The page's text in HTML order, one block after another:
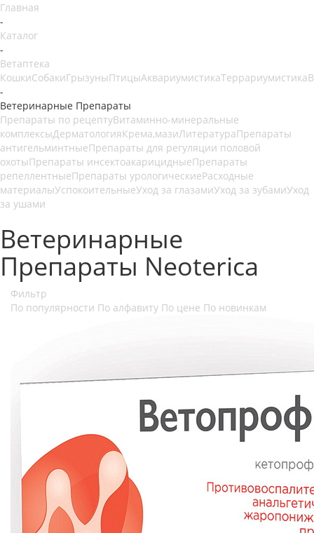
Главная
-
Каталог
-
Ветаптека
КошкиСобакиГрызуныПтицыАквариумистикаТеррариумистика
-
Ветеринарные Препараты
Препараты по рецептуВитаминно-минеральные
комплексыДерматологияКрема,мазиЛитератураПрепараты
антигельминтныеПрепараты для регуляции половой
охотыПрепараты инсектоакарицидныеПрепараты
репеллентныеПрепараты урологическиеРасходные
материалыУспокоительныеУход за глазамиУход за зубамиУход
за ушами
Ветеринарные
Препараты Neoterica
Фильтр
По популярности По алфавиту По цене По новинкам